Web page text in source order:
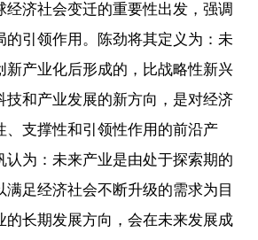
经济社会变迁的重要性出发，强调
的引领作用。陈劲将其定义为：未
新产业化后形成的，比战略性新兴
技和产业发展的新方向，是对经济
、支撑性和引领性作用的前沿产
认为：未来产业是由处于探索期的
满足经济社会不断升级的需求为目
的长期发展方向，会在未来发展成